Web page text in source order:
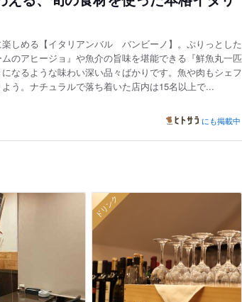
しめる【イタリアンバル バンビーノ】。ぷりっとした
のアヒージョ』や魚介の旨味を堪能できる『鮮魚丸一匹
なるような味わい深い品々ばかりです。魚や肉もシェフ
う。ナチュラルで落ち着いた店内は15名以上で...
にも掲載中
ドリンク